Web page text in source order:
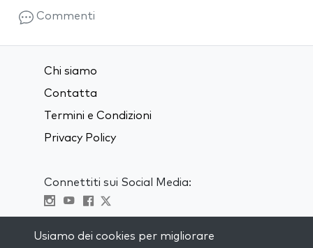
Commenti
Chi siamo
Contatta
Termini e Condizioni
Privacy Policy
Connettiti sui Social Media:
Usiamo dei cookies per migliorare